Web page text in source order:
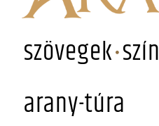
szövegek
arany-túra